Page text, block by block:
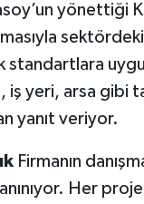
yönettiği
standartlara
iş yeri, arsa gibi
yanıt veriyor.
Firmanın
Her